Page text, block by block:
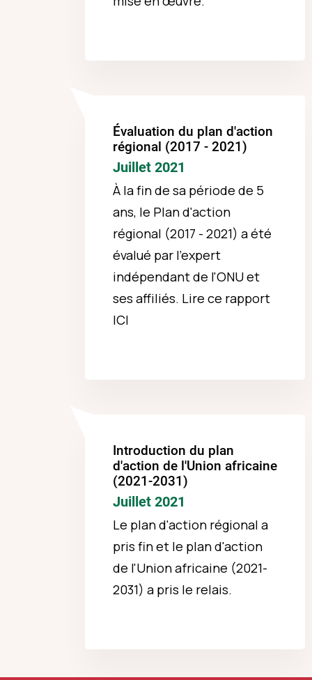
Évaluation du plan d'action
régional (2017 - 2021)
Juillet 2021
À la fin de sa période de 5
ans, le Plan d'action
régional (2017 - 2021) a été
évalué par l'expert
indépendant de l'ONU et
ses affiliés. Lire ce rapport
ICI
Introduction du plan
d'action de l'Union africaine
(2021-2031)
Juillet 2021
Le plan d'action régional a
pris fin et le plan d'action
de l'Union africaine (2021-
2031) a pris le relais.